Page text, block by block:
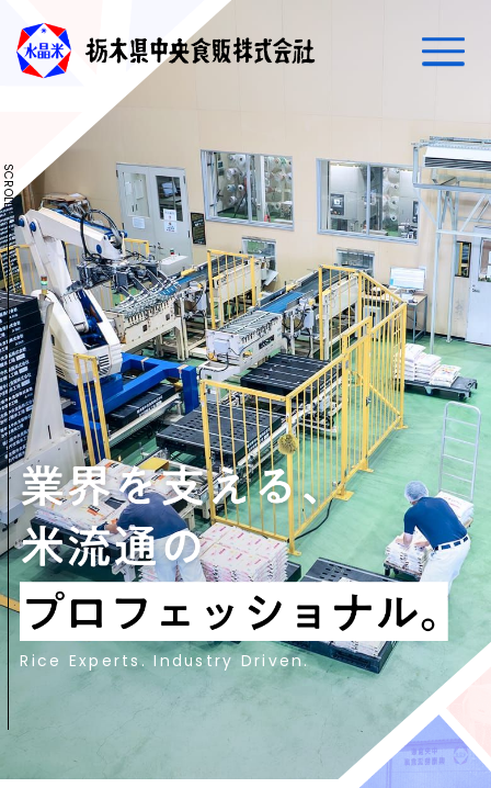
MESSAGE ごあいさつ
SERVICES 事業案内
PRODUCTS 商品紹介
FACILITIES 設備紹介
COMPANY 会社概要
AREA 拠点情報
RECRUIT 採用情報
SCROLL
Rice Experts. Industry Driven.